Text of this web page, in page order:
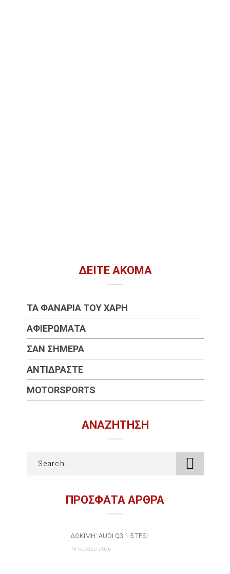
ΔΕΊΤΕ ΑΚΌΜΑ
ΤΑ ΦΑΝΆΡΙΑ ΤΟΥ ΧΆΡΗ
ΑΦΙΕΡΏΜΑΤΑ
ΣΑΝ ΣΉΜΕΡΑ
ΑΝΤΙΔΡΆΣΤΕ
MOTORSPORTS
ΑΝΑΖΉΤΗΣΗ
ΠΡΟΣΦΑΤΑ ΑΡΘΡΑ
ΔΟΚΙΜΉ: AUDI Q3 1.5 TFSI
19 Ιουλίου 2026